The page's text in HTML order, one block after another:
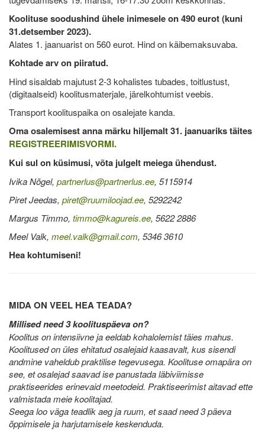
Koolituse soodushind ühele inimesele on 490 eurot (kuni
31.detsember 2023).
Alates 1. jaanuarist on 560 eurot. Hind on käibemaksuvaba.
Kohtade arv on piiratud.
Hind sisaldab majutust 2-3 kohalistes tubades, toitlustust,
(digitaalseid) koolitusmaterjale, järelkohtumist veebis.
Transport koolituspaika on osalejate kanda.
Oma osalemisest anna märku hiljemalt 31. jaanuariks täites
REGISTREERIMISVORMI.
Kui sul on küsimusi, võta julgelt meiega ühendust.
Ivika Nõgel, partnerlus@partnerlus.ee, 5115914
Piret Jeedas, piret@ruumiloojad.ee, 5292242
Margus Timmo, timmo@kagureis.ee, 5622 2886
Meel Valk, meel.valk@gmail.com, 5346 3610
Hea kohtumiseni!
MIDA ON VEEL HEA TEADA?
Millised need 3 koolituspäeva on?
Koolitus on intensiivne ja eeldab kohalolemist täies mahus.
Koolitused on üles ehitatud osalejaid kaasavalt, kus sisendi
andmine vaheldub praktilise tegevusega. Koolituse omapära on
see, et osalejad saavad ise panustada läbiviimisse
praktiseerides erinevaid meetodeid. Praktiseerimist aitavad ette
valmistada meie koolitajad.
Seega loo väga teadlik aeg ja ruum, et saad need 3 päeva
õppimisele ja harjutamisele keskenduda.